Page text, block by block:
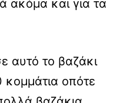
ακόμα και για τα
αυτό το βαζάκι
οπότε